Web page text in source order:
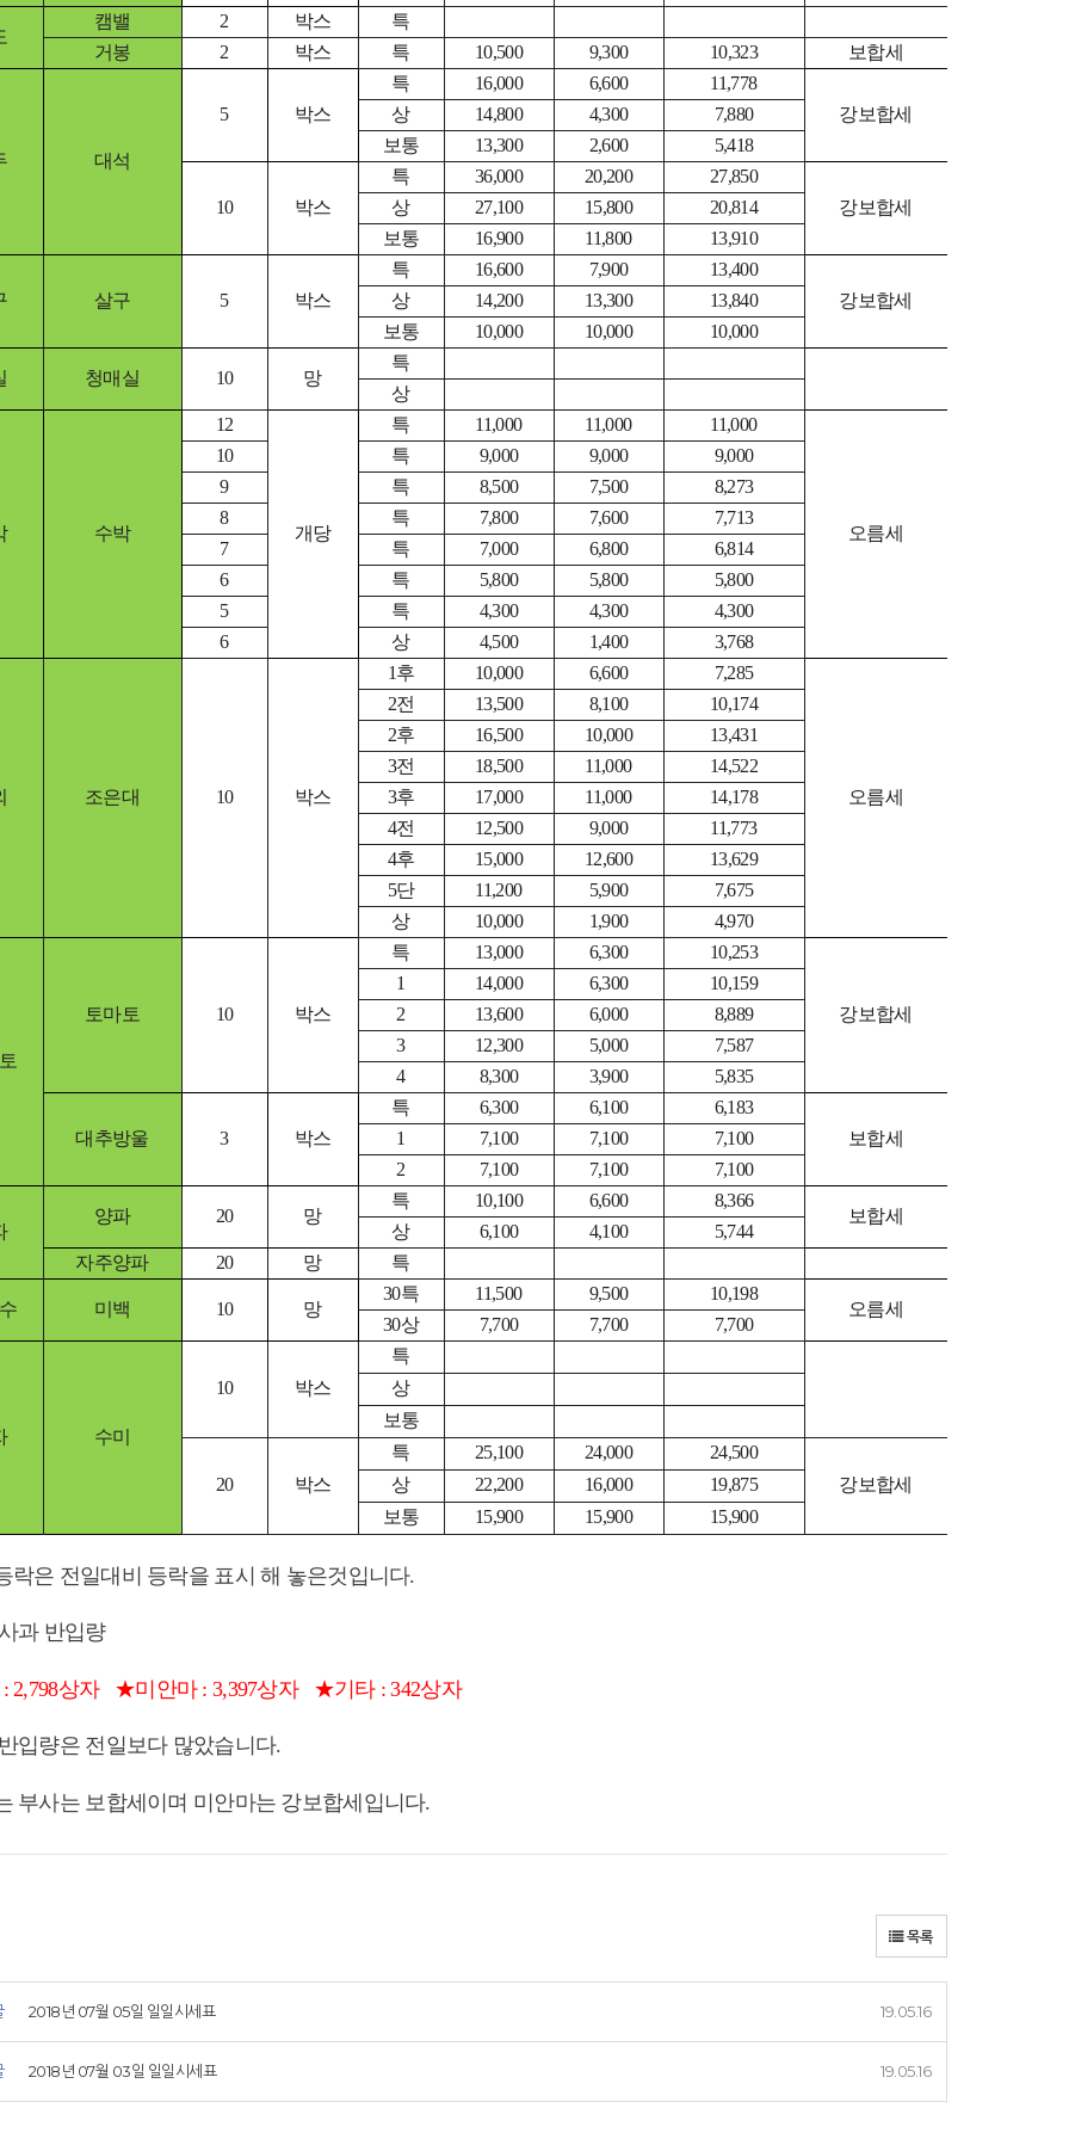
캠밸 2 박스
특
거봉
2 박스 특 10,500 9,300 10,323 보합세
대석
5 박스
특 16,000 6,600
11,778
강보합세
상 14,800 4,300
7,880
보통
13,300 2,600 5,418
10 박스
특 36,000 20,200
27,850
강보합세
상 27,100 15,800
20,814
보통
16,900 11,800 13,910
살구 5 박스
특 16,600 7,900
13,400
강보합세
상 14,200 13,300
13,840
보통
10,000 10,000 10,000
청매실 10 망
특
상
수박
12
개당
특 11,000 11,000 11,000
오름세
10 특 9,000 9,000
9,000
9
특 8,500 7,500
8,273
8
특 7,800 7,600
7,713
7
특 7,000 6,800
6,814
6
특 5,800 5,800
5,800
5
특 4,300 4,300
4,300
6
상 4,500 1,400 3,768
조은대 10 박스
1후 10,000 6,600 7,285
오름세
2전 13,500 8,100
10,174
2후
16,500 10,000
13,431
3전
18,500 11,000
14,522
3후
17,000 11,000
14,178
4전
12,500 9,000
11,773
4후
15,000 12,600
13,629
5단
11,200 5,900
7,675
상
10,000 1,900 4,970
토마토 10 박스
특 13,000 6,300 10,253
강보합세
1 14,000 6,300
10,159
2
13,600 6,000
8,889
3
12,300 5,000
7,587
4
8,300 3,900 5,835
대추방울 3 박스
특 6,300 6,100
6,183
보합세
1 7,100 7,100
7,100
2
7,100 7,100 7,100
양파 20 망
특 10,100 6,600 8,366
보합세
상 6,100 4,100
5,744
자주양파
20 망 특
미백 10 망
30특 11,500 9,500 10,198
오름세
30상 7,700 7,700 7,700
수미
10 박스
특
상
보통
20 박스
특 25,100 24,000
24,500
강보합세
상 22,200 16,000
19,875
보통
15,900 15,900 15,900
락은 전일대비 등락을 표시 해 놓은것입니다.
과 반입량
2,798상자 ★미안마 : 3,397상자 ★기타 : 342상자
입량은 전일보다 많았습니다.
부사는 보합세이며 미안마는 강보합세입니다.
목록
2018년 07월 05일 일일시세표 19.05.16
2018년 07월 03일 일일시세표 19.05.16